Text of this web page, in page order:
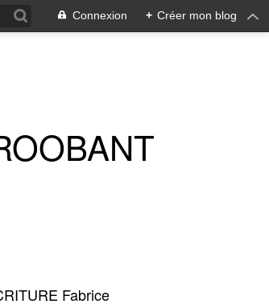
Connexion + Créer mon blog
Fabrice